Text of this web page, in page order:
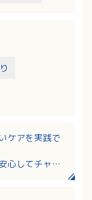
ケアを実践で
心してチャレ